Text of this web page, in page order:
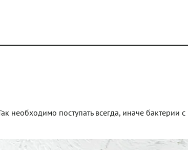
необходимо поступать всегда, иначе бактерии с